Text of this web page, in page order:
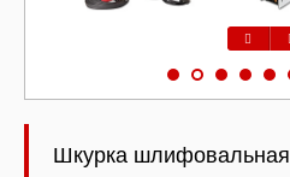
Шкурка шлифовальная